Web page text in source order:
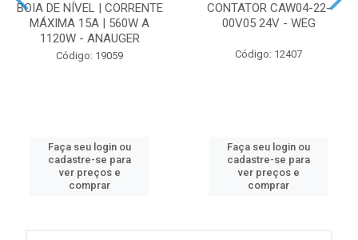
BOIA DE NÍVEL | CORRENTE
MÁXIMA 15A | 560W A
1120W - ANAUGER
Código: 19059
Faça seu login ou
cadastre-se para
ver preços e
comprar
CONTATOR CAW04-22-
00V05 24V - WEG
Código: 12407
Faça seu login ou
cadastre-se para
ver preços e
comprar